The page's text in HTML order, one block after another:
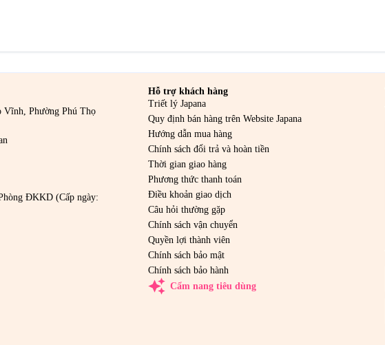
Vĩnh, Phường Phú Thọ
ĐKKD (Cấp ngày:
Hỗ trợ khách hàng
Triết lý Japana
Quy định bán hàng trên Website Japana
Hướng dẫn mua hàng
Chính sách đổi trả và hoàn tiền
Thời gian giao hàng
Phương thức thanh toán
Điều khoản giao dịch
Câu hỏi thường gặp
Chính sách vận chuyển
Quyền lợi thành viên
Chính sách bảo mật
Chính sách bảo hành
auto_awesome Cẩm nang tiêu dùng